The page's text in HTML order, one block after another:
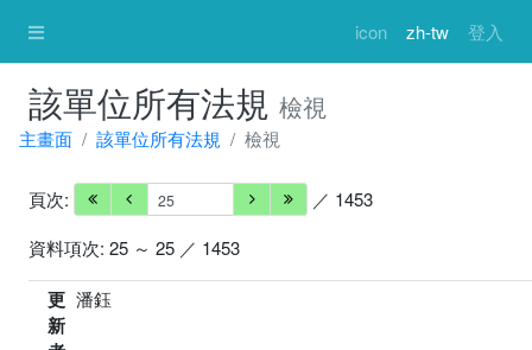
icon zh-tw 登入
該單位所有法規 檢視
主畫面 該單位所有法規 檢視
頁次:
／ 1453
資料項次: 25 ～ 25 ／ 1453
更
新
潘鈺